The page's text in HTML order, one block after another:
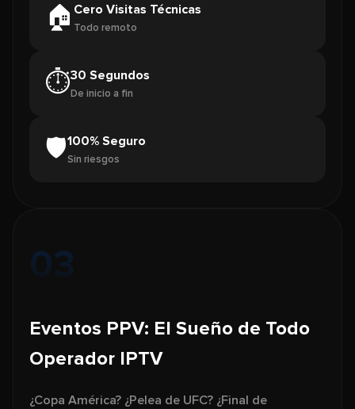
🏠 Cero Visitas Técnicas
Todo remoto
⏱️30 Segundos
De inicio a fin
🛡️100% Seguro
Sin riesgos
03
Eventos PPV: El Sueño de Todo
Operador IPTV
¿Copa América? ¿Pelea de UFC? ¿Final de